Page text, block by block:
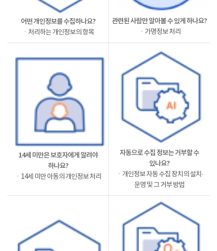
어떤 개인정보를 수집하나요?
ㆍ처리하는 개인정보의 항목
관련된 사람만 알아볼 수 있게 하나요?
ㆍ가명정보 처리
14세 미만은 보호자에게 알려야
하나요?
ㆍ14세 미만 아동의 개인정보 처리
자동으로 수집 정보는 거부할 수
있나요?
ㆍ개인정보 자동 수집 장치의 설치·
운영 및 그 거부 방법